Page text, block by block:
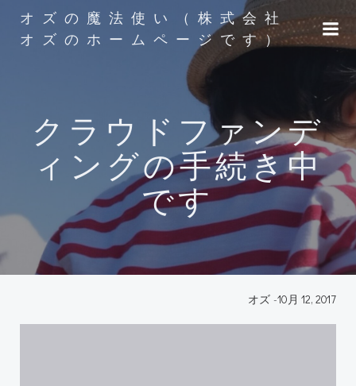
ン
ン
ツ
ス
キ
ッ
オズの魔法使い（株式会社
オズのホームページです）
クラウドファンデ
ィングの手続き中
です
オズ -10月 12, 2017